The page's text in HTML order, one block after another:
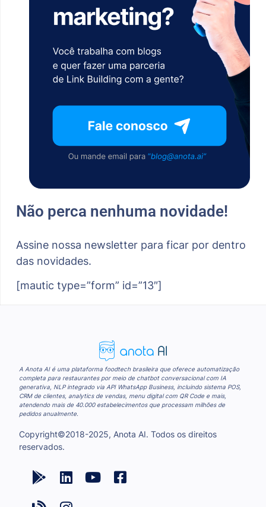
Não perca nenhuma novidade!
Assine nossa newsletter para ficar por dentro
das novidades.
[mautic type=”form” id=”13″]
A Anota AI é uma plataforma foodtech brasileira que oferece automatização
completa para restaurantes por meio de chatbot conversacional com IA
generativa, NLP integrado via API WhatsApp Business, incluindo sistema POS,
CRM de clientes, analytics de vendas, menu digital com QR Code e mais,
atendendo mais de 40.000 estabelecimentos que processam milhões de
pedidos anualmente.
Copyright©2018-2025, Anota AI. Todos os direitos
reservados.